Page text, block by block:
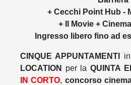
+ Cecchi Point Hub -
+ Il Movie +
Ingresso libero fino ad
CINQUE APPUNTAMENTI in
LOCATION
per la QUINTA
IN CORTO, concorso